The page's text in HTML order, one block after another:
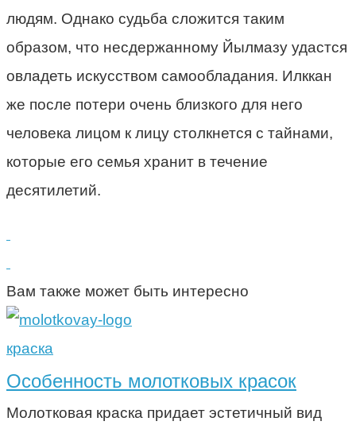
людям. Однако судьба сложится таким
образом, что несдержанному Йылмазу удастся
овладеть искусством самообладания. Илккан
же после потери очень близкого для него
человека лицом к лицу столкнется с тайнами,
которые его семья хранит в течение
десятилетий.
Вам также может быть интересно
краска
Особенность молотковых красок
Молотковая краска придает эстетичный вид